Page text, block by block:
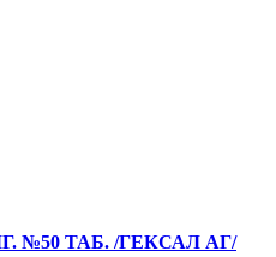
№50 ТАБ. /ГЕКСАЛ АГ/